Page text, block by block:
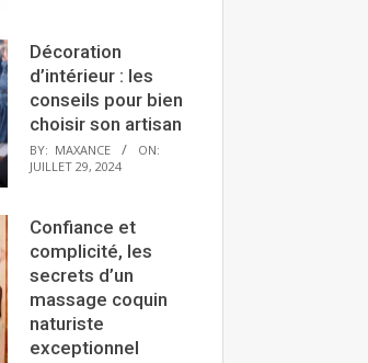
Décoration
d’intérieur : les
conseils pour bien
choisir son artisan
BY: MAXANCE
ON:
JUILLET 29, 2024
Confiance et
complicité, les
secrets d’un
massage coquin
naturiste
exceptionnel